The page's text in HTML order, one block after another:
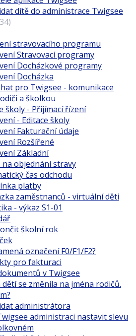
dítě do administrace Twigsee
stravovacího programu
Stravovací programy
Docházkové programy
Docházka
pro Twigsee - komunikace
a školkou
školy - Přijímací řízení
- Editace školy
Fakturační údaje
Rozšířené
Základní
na objednání stravy
čas odchodu
platby
zaměstnanců - virtuální děti
- výkaz S1-01
školní rok
označení F0/F1/F2?
pro fakturaci
v Twigsee
dětí se změnila na jména rodičů.
administrátora
administraci nastavit slevu